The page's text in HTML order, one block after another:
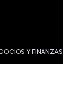
Y FINANZAS